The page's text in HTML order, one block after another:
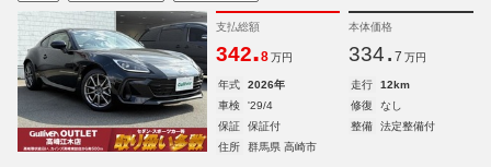
支払総額
342.8 万円
本体価格
334. 7 万円
年式 2026年 走行
12km
車検
'29/4 修復
なし
保証
保証付 整備
法定整備付
住所
群馬県 高崎市